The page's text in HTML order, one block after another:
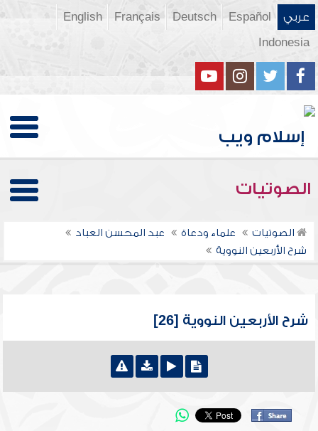
عربي Español
Deutsch
Français
English
Indonesia
الصوتيات
الصوتيات علماء ودعاة
عبد المحسن العباد
شرح الأربعين النووية
شرح الأربعين النووية [26]